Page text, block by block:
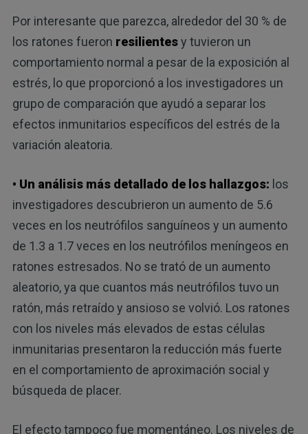
Por interesante que parezca, alrededor del 30 % de
los ratones fueron resilientesy tuvieron un
comportamiento normal a pesar de la exposición al
estrés, lo que proporcionó a los investigadores un
grupo de comparación que ayudó a separar los
efectos inmunitarios específicos del estrés de la
variación aleatoria.
• Un análisis más detallado de los hallazgos: los
investigadores descubrieron un aumento de 5.6
veces en los neutrófilos sanguíneos y un aumento
de 1.3 a 1.7 veces en los neutrófilos meníngeos en
ratones estresados. No se trató de un aumento
aleatorio, ya que cuantos más neutrófilos tuvo un
ratón, más retraído y ansioso se volvió. Los ratones
con los niveles más elevados de estas células
inmunitarias presentaron la reducción más fuerte
en el comportamiento de aproximación social y
búsqueda de placer.
El efecto tampoco fue momentáneo. Los niveles de